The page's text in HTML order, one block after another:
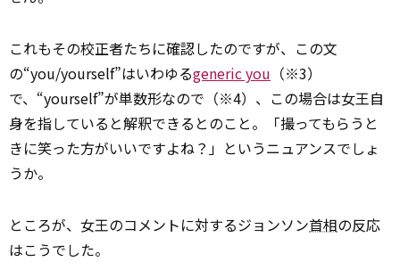
これもその校正者たちに確認したのですが、この文
の“you/yourself”はいわゆるgeneric you （※3）
で、“yourself”が単数形なので（※4）、この場合は女王自
身を指していると解釈できるとのこと。「撮ってもらうと
きに笑った方がいいですよね？」というニュアンスでしょ
うか。
ところが、女王のコメントに対するジョンソン首相の反応
はこうでした。